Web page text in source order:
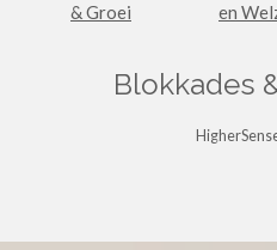
& Groei
en
Blokkades